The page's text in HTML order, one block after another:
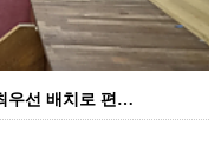
우선 배치로 편…